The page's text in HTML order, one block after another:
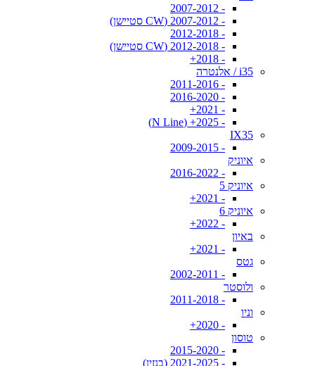
- 2007-2012
- 2007-2012 (CW סטיישן)
- 2012-2018
- 2012-2018 (CW סטיישן)
- 2018+
i35 / אלנטרה
- 2011-2016
- 2016-2020
- 2021+
- 2025+ (N Line)
IX35
- 2009-2015
איוניק
- 2016-2022
איוניק 5
- 2021+
איוניק 6
- 2022+
באיון
- 2021+
גטס
- 2002-2011
ולוסטר
- 2011-2018
וניו
- 2020+
טוסון
- 2015-2020
- 2021-2025 (בנזין)